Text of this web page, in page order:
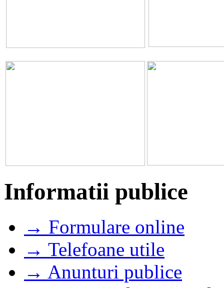
Informatii publice
→ Formulare online
→ Telefoane utile
→ Anunturi publice